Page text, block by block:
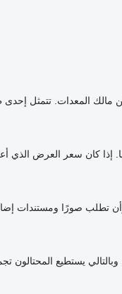
مالك المعدات.
إذا كان سعر العرض
تطلب صورًا ومستندات
يستطيع المحتالون